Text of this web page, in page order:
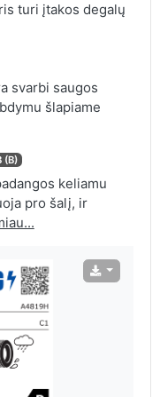
turi įtakos degalų
svarbi saugos
šlapiame
(B)
keliamu
pro šalį, ir